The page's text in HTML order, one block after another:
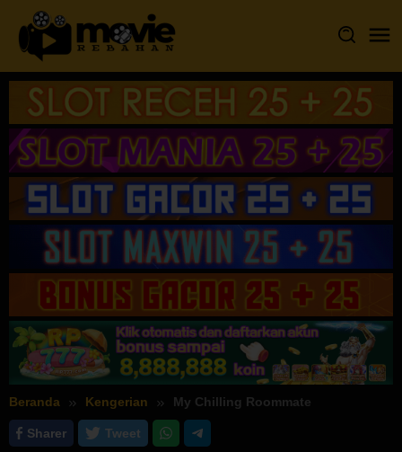
Loncat
konten
Beranda Kengerian My Chilling Roommate
Sharer Tweet